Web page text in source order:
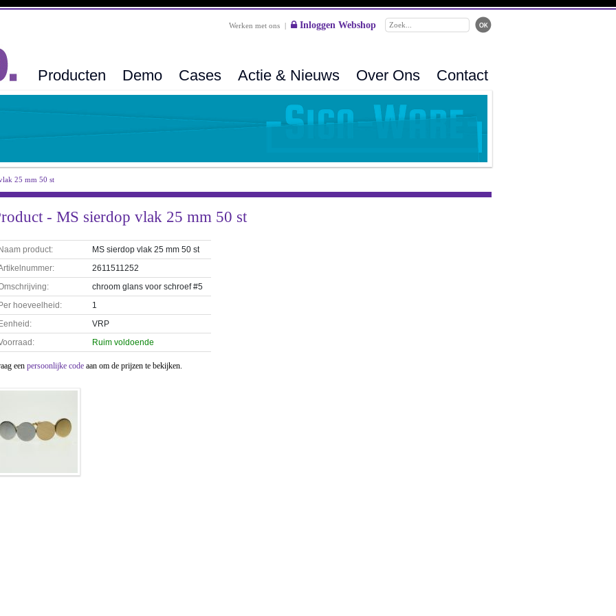
Werken met ons | Inloggen Webshop
Producten Demo Cases Actie & Nieuws Over Ons Contact
25 mm 50 st
- MS sierdop vlak 25 mm 50 st
product:
MS sierdop vlak 25 mm 50 st
2611511252
chroom glans voor schroef #5
hoeveelheid:
1
VRP
Ruim voldoende
een persoonlijke code aan om de prijzen te bekijken.